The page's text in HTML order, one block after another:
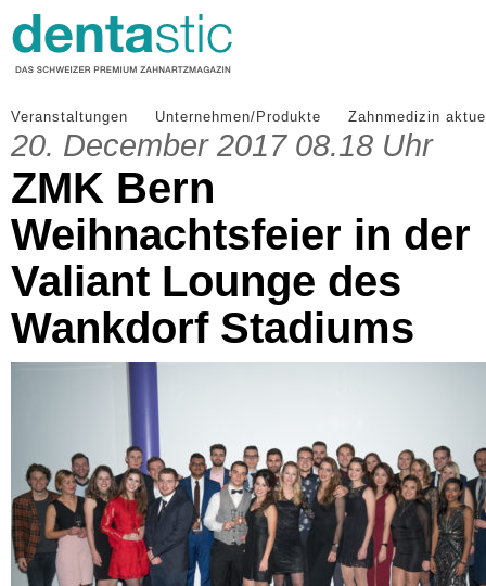
Veranstaltungen Unternehmen/Produkte Zahnmedizin
20. December 2017 08.18 Uhr
ZMK Bern
Weihnachtsfeier in der
Valiant Lounge des
Wankdorf Stadiums